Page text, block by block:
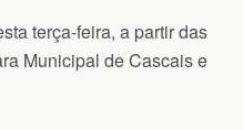
terça-feira, a partir das
Municipal de Cascais e